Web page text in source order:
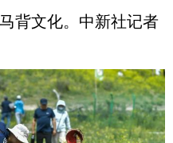
背文化。中新社记者